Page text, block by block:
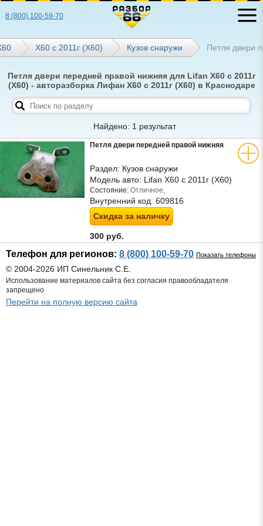
8 (800) 100-59-70
X60 с 2011г (Х60) Кузов снаружи Петля двери
Петля двери передней правой нижняя для Lifan X60 с 2011г
(Х60) - авторазборка Лифан X60 с 2011г (Х60) в Краснодаре
Найдено: 1 результат
Петля двери передней правой нижняя
Раздел: Кузов снаружи
Модель авто: Lifan X60 с 2011г (Х60)
Состояние: Отличное,
Внутренний код: 609816
Скидка за наличку
300 руб.
Телефон для регионов: 8 (800) 100-59-70 Показать телефоны
© 2004-2026 ИП Синельник С.Е.
Использование материалов сайта без согласия правообладателя
запрещено
Перейти на полную версию сайта